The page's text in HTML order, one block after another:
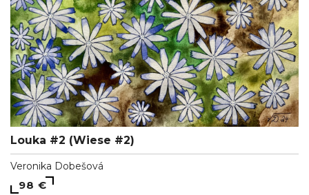
Louka #2 (Wiese #2)
Veronika Dobešová
98 €